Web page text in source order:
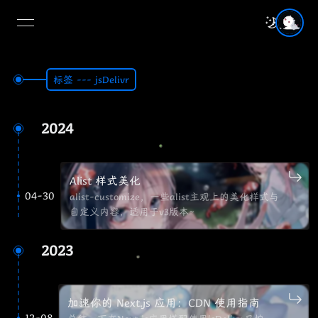
open navigation menu
标签 --- jsDelivr
2024
04-30
Alist 样式美化
alist-customize，一些alist主观上的美化样式与
自定义内容，适用于v3版本~
2023
加速你的 Next.js 应用：CDN 使用指南